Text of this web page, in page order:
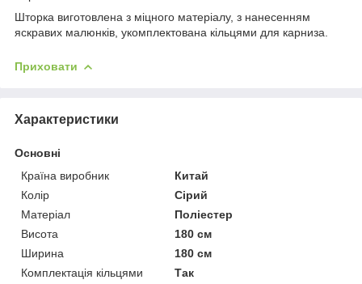
Шторка виготовлена з міцного матеріалу, з нанесенням
яскравих малюнків, укомплектована кільцями для карниза.
Приховати
Характеристики
Основні
Країна виробник
Китай
Колір
Сірий
Матеріал
Поліестер
Висота
180 см
Ширина
180 см
Комплектація кільцями
Так